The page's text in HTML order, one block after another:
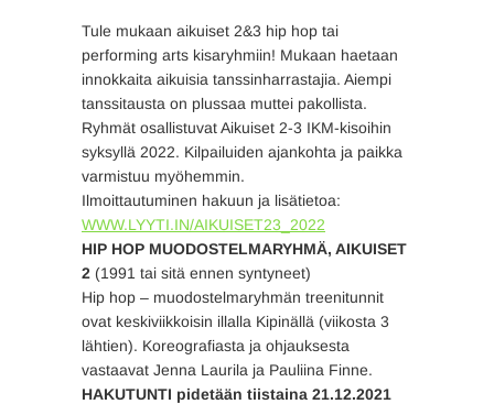
Tule mukaan aikuiset 2&3 hip hop tai
performing arts kisaryhmiin! Mukaan haetaan
innokkaita aikuisia tanssinharrastajia. Aiempi
tanssitausta on plussaa muttei pakollista.
Ryhmät osallistuvat Aikuiset 2-3 IKM-kisoihin
syksyllä 2022. Kilpailuiden ajankohta ja paikka
varmistuu myöhemmin.
Ilmoittautuminen hakuun ja lisätietoa:
WWW.LYYTI.IN/AIKUISET23_2022
HIP HOP MUODOSTELMARYHMÄ, AIKUISET
2 (1991 tai sitä ennen syntyneet)
Hip hop – muodostelmaryhmän treenitunnit
ovat keskiviikkoisin illalla Kipinällä (viikosta 3
lähtien). Koreografiasta ja ohjauksesta
vastaavat Jenna Laurila ja Pauliina Finne.
HAKUTUNTI pidetään tiistaina 21.12.2021